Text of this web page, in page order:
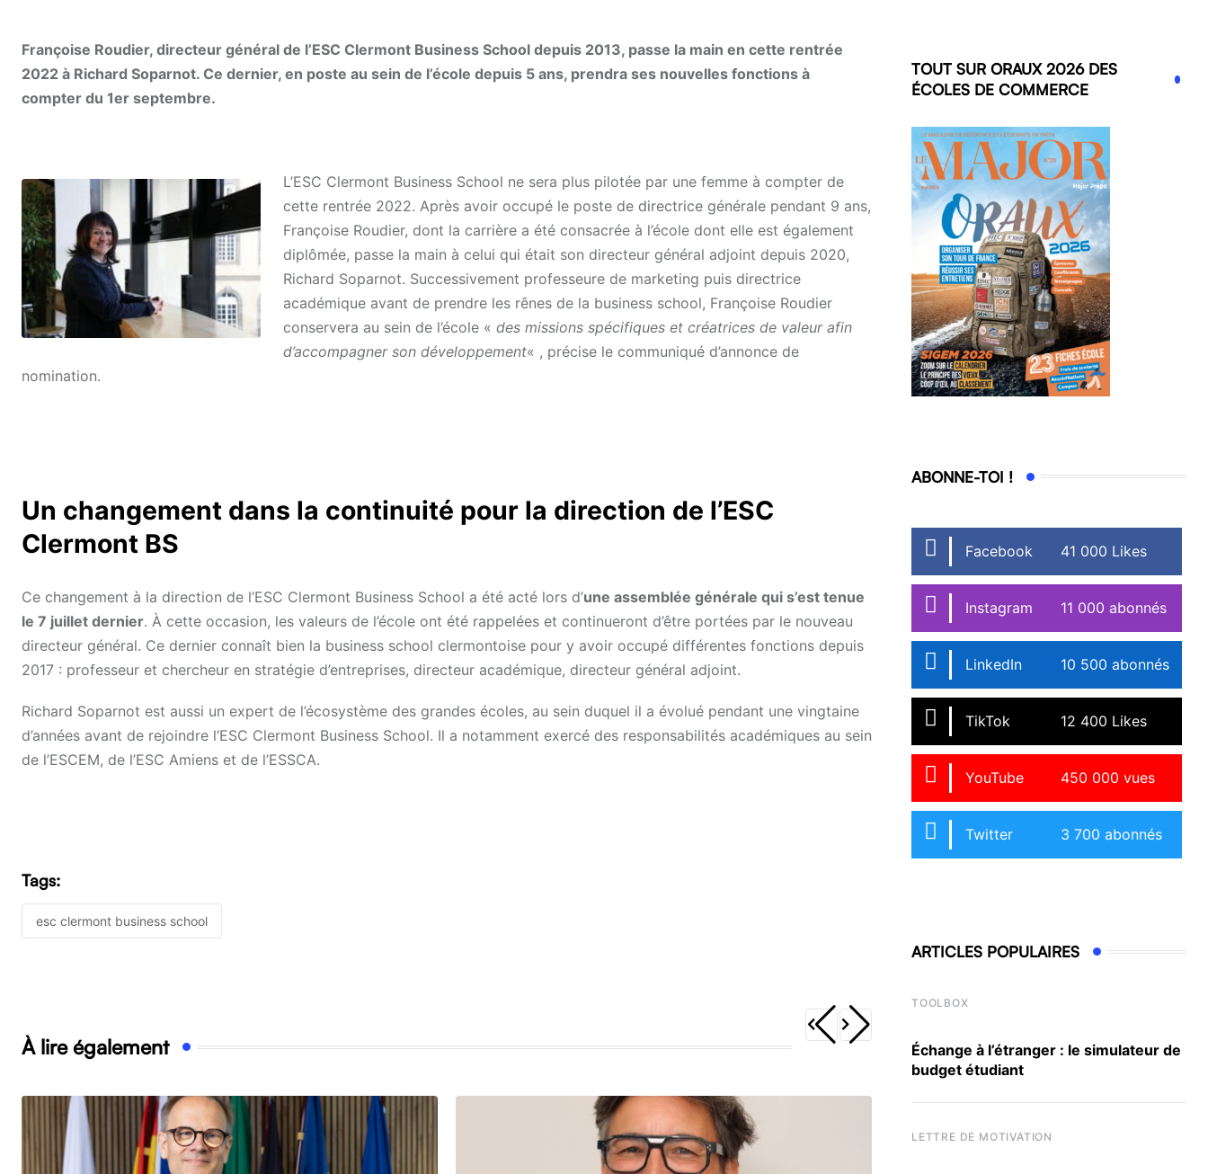
Françoise Roudier, directeur général de l’ESC Clermont Business School depuis 2013, passe la main en cette rentrée
2022 à Richard Soparnot. Ce dernier, en poste au sein de l’école depuis 5 ans, prendra ses nouvelles fonctions à
compter du 1er septembre.
L’ESC Clermont Business School ne sera plus pilotée par une femme à compter de
cette rentrée 2022. Après avoir occupé le poste de directrice générale pendant 9 ans,
Françoise Roudier, dont la carrière a été consacrée à l’école dont elle est également
diplômée, passe la main à celui qui était son directeur général adjoint depuis 2020,
Richard Soparnot. Successivement professeure de marketing puis directrice
académique avant de prendre les rênes de la business school, Françoise Roudier
conservera au sein de l’école « des missions spécifiques et créatrices de valeur afin
d’accompagner son développement« , précise le communiqué d’annonce de
nomination.
Un changement dans la continuité pour la direction de l’ESC
Clermont BS
Ce changement à la direction de l’ESC Clermont Business School a été acté lors d’une assemblée générale qui s’est tenue
le 7 juillet dernier. À cette occasion, les valeurs de l’école ont été rappelées et continueront d’être portées par le nouveau
directeur général. Ce dernier connaît bien la business school clermontoise pour y avoir occupé différentes fonctions depuis
2017 : professeur et chercheur en stratégie d’entreprises, directeur académique, directeur général adjoint.
Richard Soparnot est aussi un expert de l’écosystème des grandes écoles, au sein duquel il a évolué pendant une vingtaine
d’années avant de rejoindre l’ESC Clermont Business School. Il a notamment exercé des responsabilités académiques au sein
de l’ESCEM, de l’ESC Amiens et de l’ESSCA.
Tags:
esc clermont business school
À lire également
TOUT SUR ORAUX 2026 DES
ÉCOLES DE COMMERCE
ABONNE-TOI !
Facebook 41 000 Likes
Instagram 11 000 abonnés
LinkedIn 10 500 abonnés
TikTok 12 400 Likes
YouTube 450 000 vues
Twitter 3 700 abonnés
ARTICLES POPULAIRES
TOOLBOX
Échange à l’étranger : le simulateur de
budget étudiant
LETTRE DE MOTIVATION